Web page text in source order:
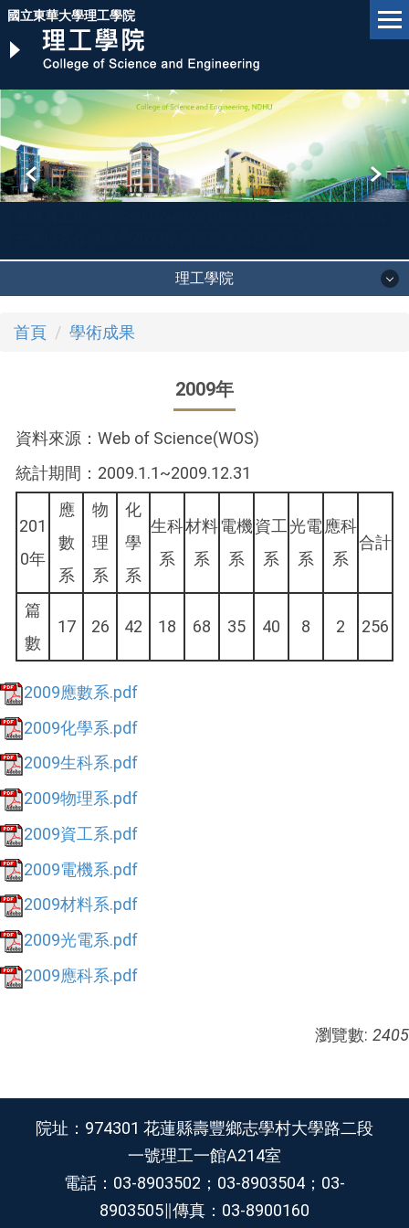
跳
到
要
內
容
區
國立東華大學理工學院
理工學院
首頁 學術成果
2009年
資料來源：Web of Science(WOS)
統計期間：2009.1.1~2009.12.31
201
0年
應
數
系
物
理
系
化
學
系
生科
系
材料
系
電機
系
資工
系
光電
系
應科
系
合計
篇
數
17 26 42 18 68 35 40 8 2 256
2009應數系.pdf
2009化學系.pdf
2009生科系.pdf
2009物理系.pdf
2009資工系.pdf
2009電機系.pdf
2009材料系.pdf
2009光電系.pdf
2009應科系.pdf
瀏覽數: 2405
院址：974301 花蓮縣壽豐鄉志學村大學路二段
一號理工一館A214室
電話：03-8903502；03-8903504；03-
8903505∥傳真：03-8900160